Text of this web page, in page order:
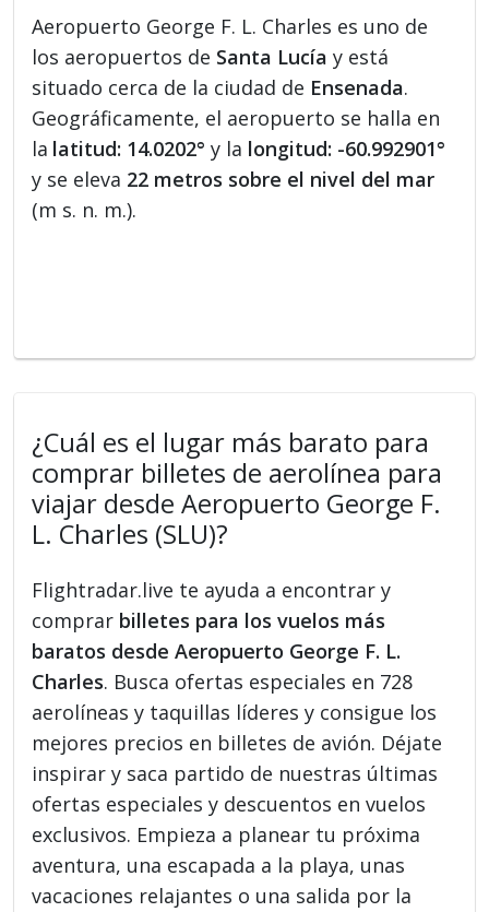
Aeropuerto George F. L. Charles es uno de
los aeropuertos de Santa Lucía y está
situado cerca de la ciudad de Ensenada.
Geográficamente, el aeropuerto se halla en
la latitud: 14.0202° y la longitud: -60.992901°
y se eleva 22 metros sobre el nivel del mar
(m s. n. m.).
¿Cuál es el lugar más barato para
comprar billetes de aerolínea para
viajar desde Aeropuerto George F.
L. Charles (SLU)?
Flightradar.live te ayuda a encontrar y
comprar billetes para los vuelos más
baratos desde Aeropuerto George F. L.
Charles. Busca ofertas especiales en 728
aerolíneas y taquillas líderes y consigue los
mejores precios en billetes de avión. Déjate
inspirar y saca partido de nuestras últimas
ofertas especiales y descuentos en vuelos
exclusivos. Empieza a planear tu próxima
aventura, una escapada a la playa, unas
vacaciones relajantes o una salida por la